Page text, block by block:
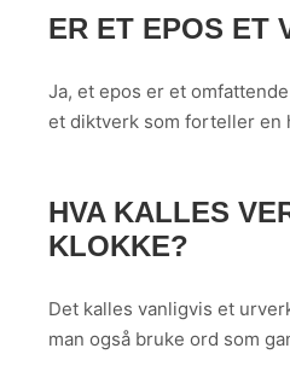
ER ET EPOS ET
Ja, et epos er et
et diktverk som forteller en
HVA KALLES
KLOKKE?
Det kalles vanligvis et
man også bruke ord som